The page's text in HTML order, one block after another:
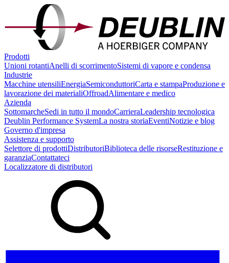
Prodotti
Unioni rotantiAnelli di scorrimentoSistemi di vapore e condensa
Industrie
Macchine utensiliEnergiaSemiconduttoriCarta e stampaProduzione e
lavorazione dei materialiOffroadAlimentare e medico
Azienda
SottomarcheSedi in tutto il mondoCarrieraLeadership tecnologica
Deublin Performance SystemLa nostra storiaEventiNotizie e blog
Governo d'impresa
Assistenza e supporto
Selettore di prodottiDistributoriBiblioteca delle risorseRestituzione e
garanziaContattateci
Localizzatore di distributori